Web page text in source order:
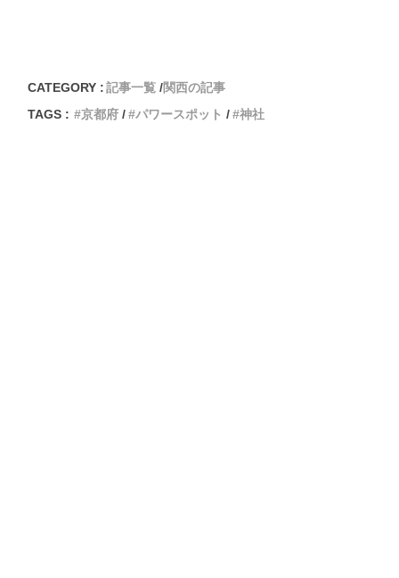
CATEGORY : 記事一覧
関西の記事
TAGS :
京都府 パワースポット 神社